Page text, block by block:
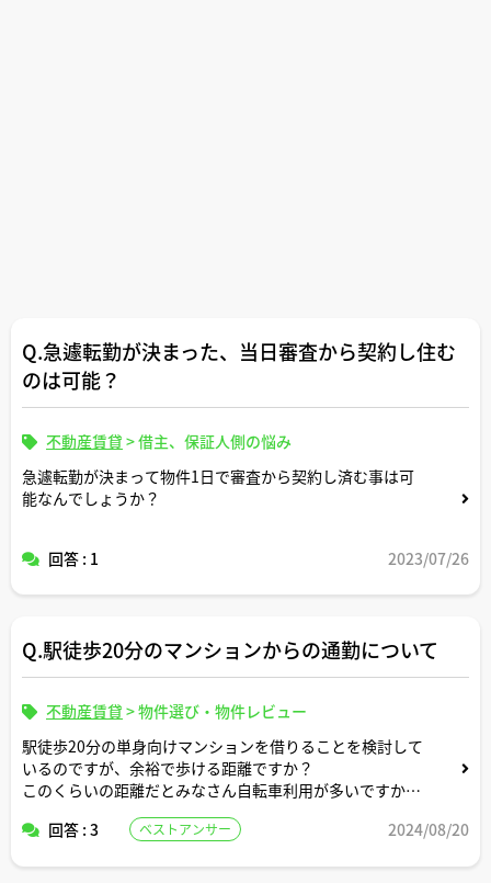
Q.急遽転勤が決まった、当日審査から契約し住む
のは可能？
不動産賃貸 >借主、保証人側の悩み
急遽転勤が決まって物件1日で審査から契約し済む事は可
能なんでしょうか？
回答 : 1 2023/07/26
Q.駅徒歩20分のマンションからの通勤について
不動産賃貸 >物件選び・物件レビュー
駅徒歩20分の単身向けマンションを借りることを検討して
いるのですが、余裕で歩ける距離ですか？
このくらいの距離だとみなさん自転車利用が多いですか？
てから後で後悔する可能性あるかなと思ったり。。
回答 : 3 ベストアンサー 2024/08/20